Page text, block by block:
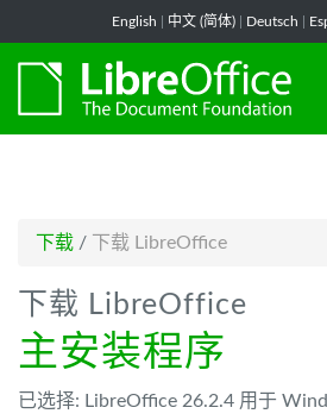
English 中文 (简体) Deutsch
下载 / 下载 LibreOffice
下载 LibreOffice
主安装程序
已选择: LibreOffice 26.2.4 用于